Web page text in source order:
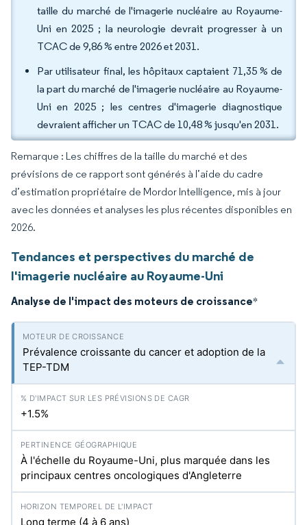
taille du marché de l'imagerie nucléaire au Royaume-
Uni en 2025 ; la neurologie devrait progresser à un
TCAC de 9,86 % entre 2026 et 2031.
Par utilisateur final, les hôpitaux captaient 71,35 % de
la part du marché de l'imagerie nucléaire au Royaume-
Uni en 2025 ; les centres d'imagerie diagnostique
devraient afficher un TCAC de 10,48 % jusqu'en 2031.
Remarque : Les chiffres de la taille du marché et des
prévisions de ce rapport sont générés à l’aide du cadre
d’estimation propriétaire de Mordor Intelligence, mis à jour
avec les données et analyses les plus récentes disponibles en
2026.
Tendances et perspectives du marché de
l'imagerie nucléaire au Royaume-Uni
Analyse de l'impact des moteurs de croissance*
Prévalence croissante du cancer et adoption de la
TEP-TDM
+1.5%
À l'échelle du Royaume-Uni, plus marquée dans les
principaux centres oncologiques d'Angleterre
Long terme (4 à 6 ans)